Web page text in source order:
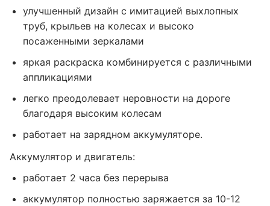
улучшенный дизайн с имитацией выхлопных
труб, крыльев на колесах и высоко
посаженными зеркалами
яркая раскраска комбинируется с различными
аппликациями
легко преодолевает неровности на дороге
благодаря высоким колесам
работает на зарядном аккумуляторе.
Аккумулятор и двигатель:
работает 2 часа без перерыва
аккумулятор полностью заряжается за 10-12